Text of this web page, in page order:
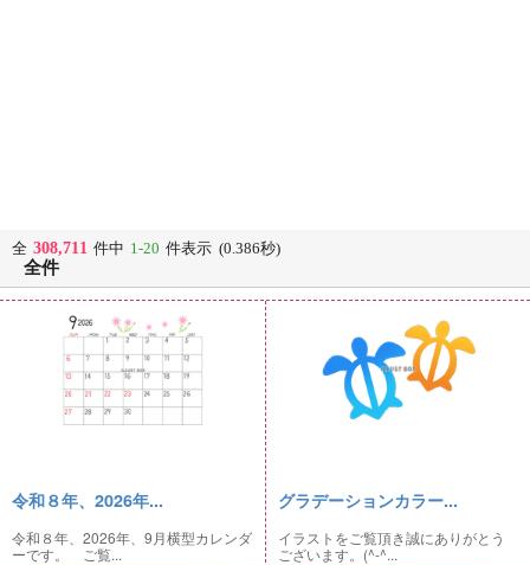
全 308,711 件中 1-20 件表示 (0.386秒)
全件
令和８年、2026年...
令和８年、2026年、9月横型カレンダ
ーです。 ご覧...
グラデーションカラー...
イラストをご覧頂き誠にありがとう
ございます。(^-^...